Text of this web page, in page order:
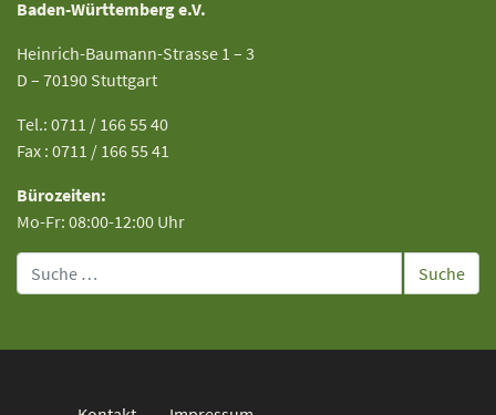
Baden-Württemberg e.V.
Heinrich-Baumann-Strasse 1 – 3
D – 70190 Stuttgart
Tel.: 0711 / 166 55 40
Fax : 0711 / 166 55 41
Bürozeiten:
Mo-Fr: 08:00-12:00 Uhr
Suche